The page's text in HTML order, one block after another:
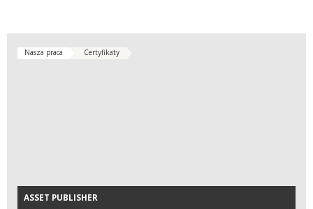
Nasza praca Certyfikaty
ASSET PUBLISHER
ASSET PUBLISHER